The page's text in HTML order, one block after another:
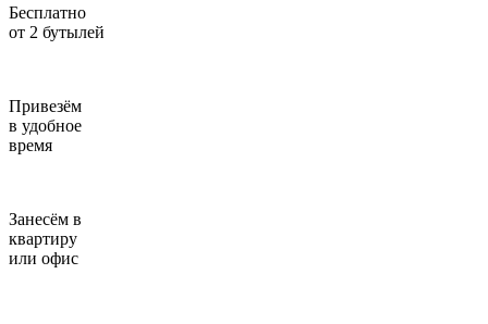
Бесплатно
от 2 бутылей
Привезём
в удобное
время
Занесём в
квартиру
или офис